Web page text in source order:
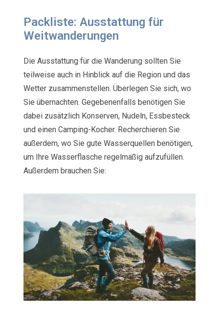
Packliste: Ausstattung für
Weitwanderungen
Die Ausstattung für die Wanderung sollten Sie
teilweise auch in Hinblick auf die Region und das
Wetter zusammenstellen. Überlegen Sie sich, wo
Sie übernachten. Gegebenenfalls benötigen Sie
dabei zusätzlich Konserven, Nudeln, Essbesteck
und einen Camping-Kocher. Recherchieren Sie
außerdem, wo Sie gute Wasserquellen benötigen,
um Ihre Wasserflasche regelmäßig aufzufüllen.
Außerdem brauchen Sie: